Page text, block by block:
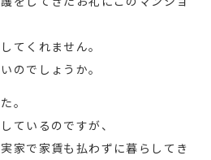
てくれません。
のでしょうか。
。
ているのですが、
家で家賃も払わずに暮らしてき